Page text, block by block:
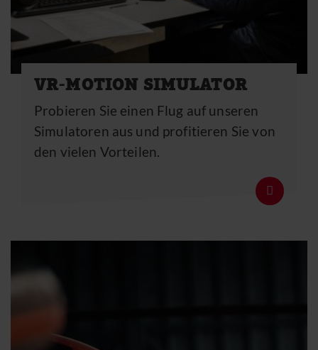
VR-MOTION SIMULATOR
Probieren Sie einen Flug auf unseren
Simulatoren aus und profitieren Sie von
den vielen Vorteilen.
Details